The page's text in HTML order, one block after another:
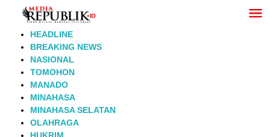
Lewati
HEADLINE
BREAKING NEWS
NASIONAL
TOMOHON
MANADO
MINAHASA
MINAHASA SELATAN
OLAHRAGA